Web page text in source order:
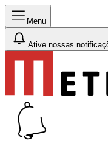
Menu
Ative nossas